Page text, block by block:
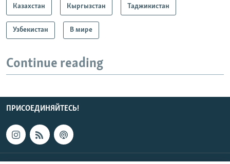
Казахстан Кыргызстан Таджикистан
Узбекистан В мире
Continue reading
ПРИСОЕДИНЯЙТЕСЬ!